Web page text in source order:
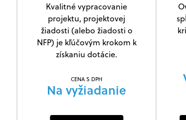
Kvalitné vypracovanie
projektu, projektovej
žiadosti (alebo žiadosti o
NFP) je kľúčovým krokom k
získaniu dotácie.
CENA S DPH
Na vyžiadanie